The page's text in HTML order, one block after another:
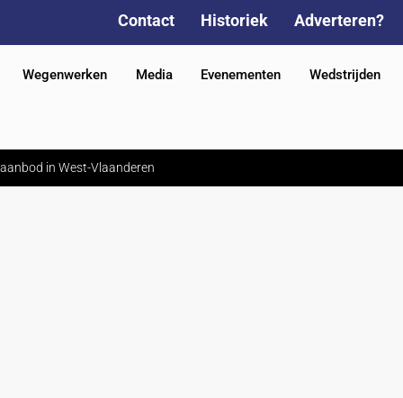
Contact Historiek Adverteren?
Wegenwerken Media Evenementen Wedstrijden
in West-Vlaanderen